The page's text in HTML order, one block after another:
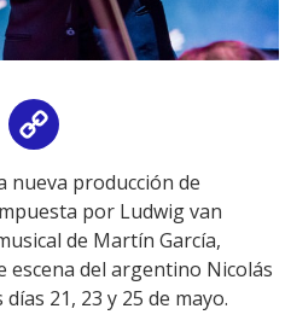
Email
Link
nueva producción de
por Ludwig van
de Martín García,
escena del argentino Nicolás
21, 23 y 25 de mayo.